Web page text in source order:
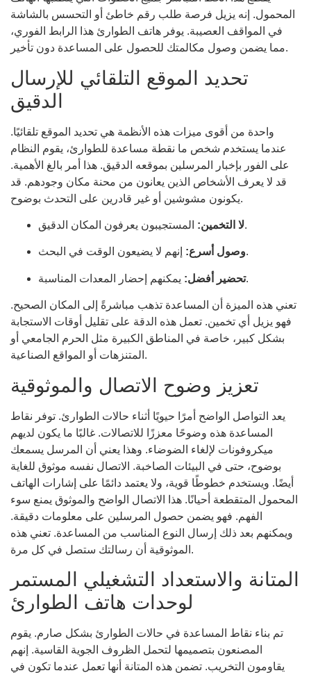
المحمول. إنه يزيل فرصة طلب رقم خاطئ أو التحسس بالشاشة
في المواقف العصيبة. يوفر هاتف الطوارئ هذا الرابط الفوري،
مما يضمن وصول مكالمتك للحصول على المساعدة دون تأخير.
تحديد الموقع التلقائي للإرسال
الدقيق
واحدة من أقوى ميزات هذه الأنظمة هي تحديد الموقع تلقائيًا.
عندما يستخدم شخص ما نقطة مساعدة للطوارئ، يقوم النظام
على الفور بإخبار المرسلين بموقعه الدقيق. هذا أمر بالغ الأهمية.
قد لا يعرف الأشخاص الذين يعانون من محنة مكان وجودهم. قد
يكونون مشوشين أو غير قادرين على التحدث بوضوح.
لا التخمين:المستجيبون يعرفون المكان الدقيق.
وصول أسرع:إنهم لا يضيعون الوقت في البحث.
تحضير أفضل:يمكنهم إحضار المعدات المناسبة.
تعني هذه الميزة أن المساعدة تذهب مباشرةً إلى المكان الصحيح.
فهو يزيل أي تخمين. تعمل هذه الدقة على تقليل أوقات الاستجابة
بشكل كبير، خاصة في المناطق الكبيرة مثل الحرم الجامعي أو
المتنزهات أو المواقع الصناعية.
تعزيز وضوح الاتصال والموثوقية
يعد التواصل الواضح أمرًا حيويًا أثناء حالات الطوارئ. توفر نقاط
المساعدة هذه وضوحًا معززًا للاتصالات. غالبًا ما يكون لديهم
ميكروفونات لإلغاء الضوضاء. وهذا يعني أن المرسل يسمعك
بوضوح، حتى في البيئات الصاخبة. الاتصال نفسه موثوق للغاية
أيضًا. ويستخدم خطوطًا قوية، ولا يعتمد دائمًا على إشارات الهاتف
المحمول المتقطعة أحيانًا. هذا الاتصال الواضح والموثوق يمنع سوء
الفهم. فهو يضمن حصول المرسلين على معلومات دقيقة.
ويمكنهم بعد ذلك إرسال النوع المناسب من المساعدة. تعني هذه
الموثوقية أن رسالتك ستصل في كل مرة.
المتانة والاستعداد التشغيلي المستمر
لوحدات هاتف الطوارئ
تم بناء نقاط المساعدة في حالات الطوارئ بشكل صارم. يقوم
المصنعون بتصميمها لتحمل الظروف الجوية القاسية. إنهم
يقاومون التخريب. تضمن هذه المتانة أنها تعمل عندما تكون في